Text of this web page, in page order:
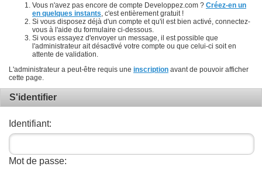
Vous n'avez pas encore de compte Developpez.com ? Créez-en un
en quelques instants , c'est entièrement gratuit !
Si vous disposez déjà d'un compte et qu'il est bien activé, connectez-
vous à l'aide du formulaire ci-dessous.
Si vous essayez d'envoyer un message, il est possible que
l'administrateur ait désactivé votre compte ou que celui-ci soit en
attente de validation.
L'administrateur a peut-être requis une inscription avant de pouvoir afficher
cette page.
S'identifier
Identifiant:
Mot de passe: